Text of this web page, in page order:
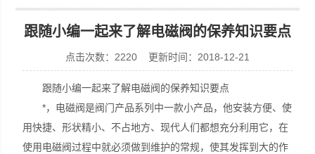
上海康驿实业有限公司
知识要点
跟随小编一起来了解电磁阀的保养知识要点
点击次数：2220 更新时间：2018-12-21
跟随小编一起来了解电磁阀的保养知识要点
*，电磁阀是阀门产品系列中一款小产品，他安装方便、使
用快捷、形状精小、不占地方、现代人们都想充分利用它，在
使用电磁阀过程中就必须做到维护的常规，使其发挥到大的作